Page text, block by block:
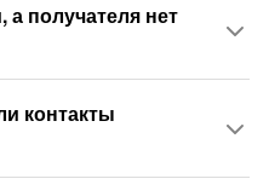
а получателя нет
контакты